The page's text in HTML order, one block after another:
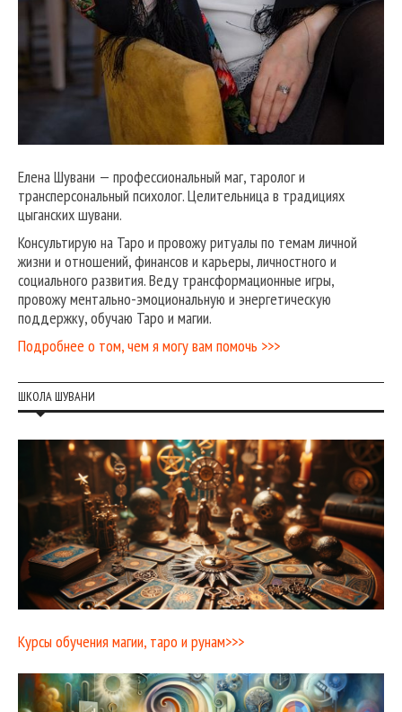
Елена Шувани — профессиональный маг, таролог и
трансперсональный психолог. Целительница в традициях
цыганских шувани.
Консультирую на Таро и провожу ритуалы по темам личной
жизни и отношений, финансов и карьеры, личностного и
социального развития. Веду трансформационные игры,
провожу ментально-эмоциональную и энергетическую
поддержку, обучаю Таро и магии.
Подробнее о том, чем я могу вам помочь >>>
ШКОЛА ШУВАНИ
Курсы обучения магии, таро и рунам>>>